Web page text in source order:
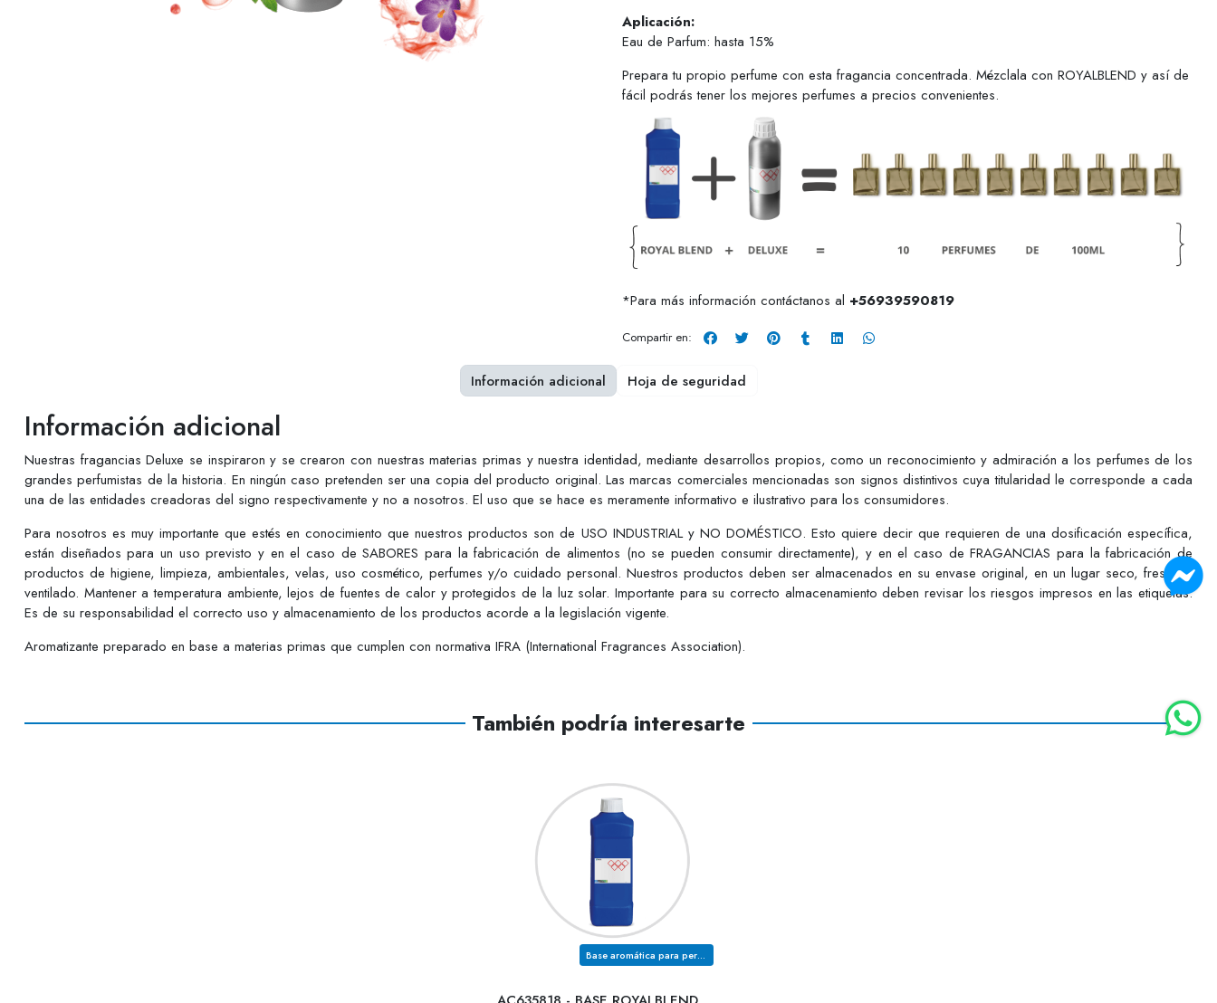
Aplicación:
Eau de Parfum: hasta 15%
Prepara tu propio perfume con esta fragancia concentrada. Mézclala con ROYALBLEND y así de
fácil podrás tener los mejores perfumes a precios convenientes.
*Para más información contáctanos al +56939590819
Compartir en:
Información adicional
Nuestras fragancias Deluxe se inspiraron y se crearon con nuestras materias primas y nuestra identidad, mediante desarrollos propios, como un reconocimiento y admiración a los perfumes de los
grandes perfumistas de la historia. En ningún caso pretenden ser una copia del producto original. Las marcas comerciales mencionadas son signos distintivos cuya titularidad le corresponde a cada
una de las entidades creadoras del signo respectivamente y no a nosotros. El uso que se hace es meramente informativo e ilustrativo para los consumidores.
Para nosotros es muy importante que estés en conocimiento que nuestros productos son de USO INDUSTRIAL y NO DOMÉSTICO. Esto quiere decir que requieren de una dosificación específica,
están diseñados para un uso previsto y en el caso de SABORES para la fabricación de alimentos (no se pueden consumir directamente), y en el caso de FRAGANCIAS para la fabricación de
productos de higiene, limpieza, ambientales, velas, uso cosmético, perfumes y/o cuidado personal. Nuestros productos deben ser almacenados en su envase original, en un lugar seco, fresco y
ventilado. Mantener a temperatura ambiente, lejos de fuentes de calor y protegidos de la luz solar. Importante para su correcto almacenamiento deben revisar los riesgos impresos en las etiquetas.
Es de su responsabilidad el correcto uso y almacenamiento de los productos acorde a la legislación vigente.
Aromatizante preparado en base a materias primas que cumplen con normativa IFRA (International Fragrances Association).
Información adicional Hoja de seguridad
También podría interesarte
Base aromática para perfumería